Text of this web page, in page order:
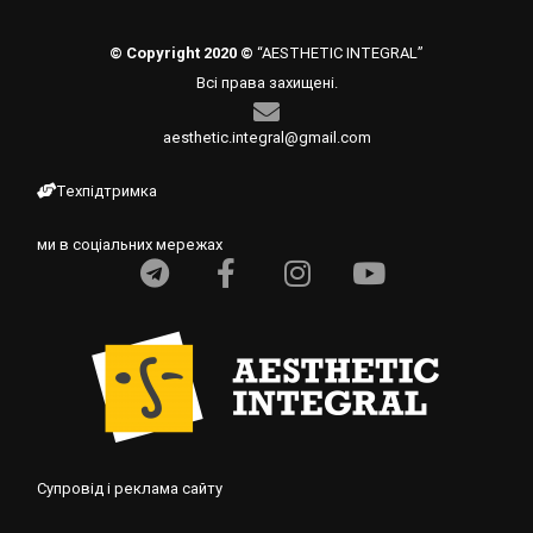
© Copyright 2020 © “AESTHETIC INTEGRAL”
Всі права захищені.
aesthetic.integral@gmail.com
Техпідтримка
ми в соціальних мережах
Супровід і реклама сайту